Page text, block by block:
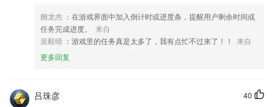
阙龙杰 ：在游戏界面中加入倒计时或进度条，提醒用户剩余时间或
任务完成进度。
来自
裴毅晴 ：游戏里的任务真是太多了，我有点忙不过来了！！
来自
更多回复
40
吕珠彦